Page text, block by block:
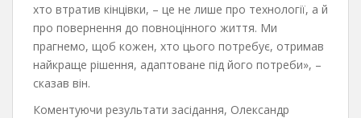
хто втратив кінцівки, – це не лише про технології, а й
про повернення до повноцінного життя. Ми
прагнемо, щоб кожен, хто цього потребує, отримав
найкраще рішення, адаптоване під його потреби», –
сказав він.
Коментуючи результати засідання, Олександр